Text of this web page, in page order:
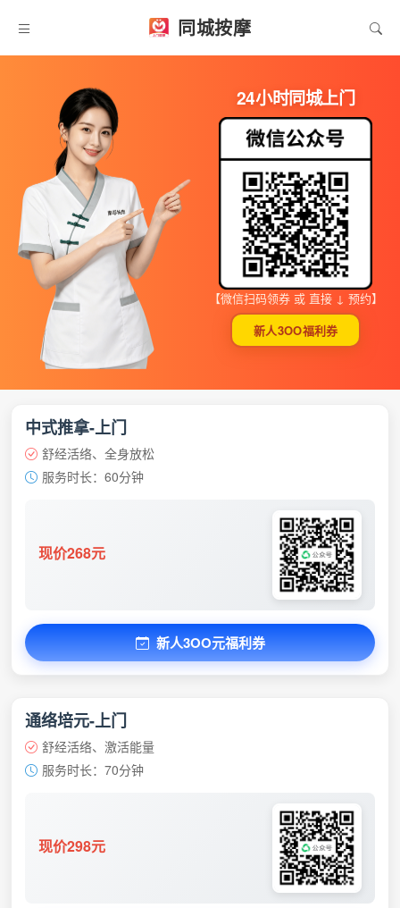
同城按摩
24小时同城上门
【微信扫码领券 或 直接 ↓ 预约】
新人3OO福利券
中式推拿-上门
舒经活络、全身放松
服务时长：60分钟
现价268元
新人3OO元福利券
通络培元-上门
舒经活络、激活能量
服务时长：70分钟
现价298元